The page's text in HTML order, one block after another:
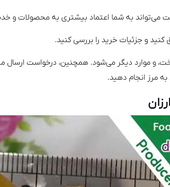
می‌تواند به شما اعتماد بیشتری به محصولات و
کنید و جزئیات خرید را بررسی کنید.
و موارد دیگر می‌شود. همچنین، درخواست ارسال
مرز انجام دهید.